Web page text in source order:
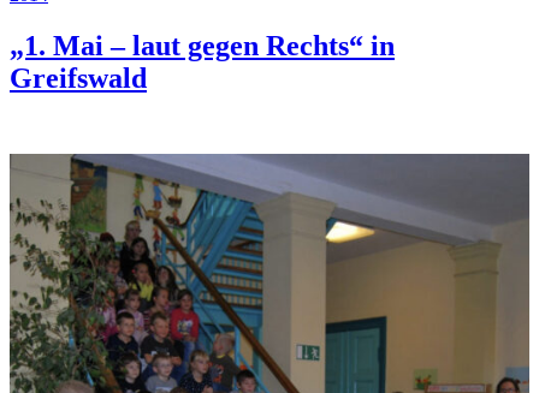
„1. Mai – laut gegen Rechts“ in
Greifswald